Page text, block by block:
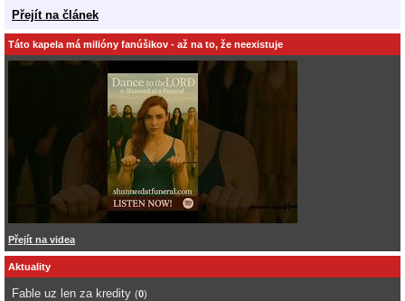
Přejít na článek
Táto kapela má milióny fanúšikov - až na to, že neexistuje
Přejít na videa
Aktuality
Fable uz len za kredity (0)